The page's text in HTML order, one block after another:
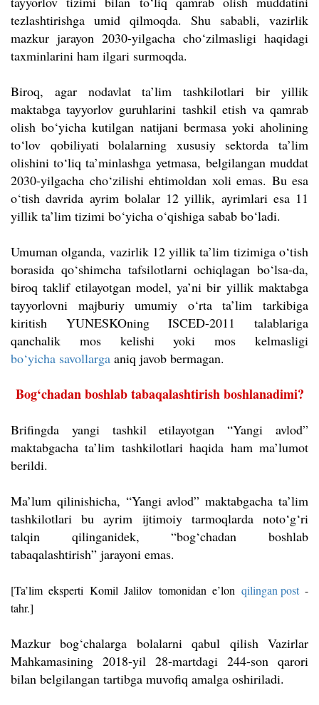
tezlashtirishga umid qilmoqda.Shu sababli, vazirlik
mazkur jarayon 2030-yilgacha cho‘zilmasligi haqidagi
taxminlarini ham ilgari surmoqda.
Biroq, agar nodavlat ta’lim tashkilotlari bir yillik
maktabga tayyorlov guruhlarini tashkil etish va qamrab
olish bo‘yicha kutilgan natijani bermasa yoki aholining
to‘lov qobiliyati bolalarning xususiy sektorda ta’lim
olishini to‘liq ta’minlashga yetmasa, belgilangan muddat
2030-yilgacha cho‘zilishi ehtimoldan xoli emas. Bu esa
o‘tish davrida ayrim bolalar 12 yillik, ayrimlari esa 11
yillik ta’lim tizimi bo‘yicha o‘qishiga sabab bo‘ladi.
Umuman olganda, vazirlik 12 yillik ta’lim tizimiga o‘tish
borasida qo‘shimcha tafsilotlarni ochiqlagan bo‘lsa-da,
biroq taklif etilayotgan model, ya’ni bir yillik maktabga
tayyorlovni majburiy umumiy o‘rta ta’lim tarkibiga
kiritish YUNESKOning ISCED-2011 talablariga
qanchalik mos kelishi yoki mos kelmasligi
bo‘yicha savollarga aniq javob bermagan.
Bog‘chadan boshlab tabaqalashtirish boshlanadimi?
Brifingda yangi tashkil etilayotgan “Yangi avlod”
maktabgacha ta’lim tashkilotlari haqida ham ma’lumot
berildi.
Ma’lum qilinishicha, “Yangi avlod” maktabgacha ta’lim
tashkilotlari bu ayrim ijtimoiy tarmoqlarda noto‘g‘ri
talqin qilinganidek, “bog‘chadan boshlab
tabaqalashtirish” jarayoni emas.
[Ta’lim eksperti Komil Jalilov tomonidan e’lon qilingan post-
tahr.]
Mazkur bog‘chalarga bolalarni qabul qilish Vazirlar
Mahkamasining 2018-yil 28-martdagi 244-son qarori
bilan belgilangan tartibga muvofiq amalga oshiriladi.